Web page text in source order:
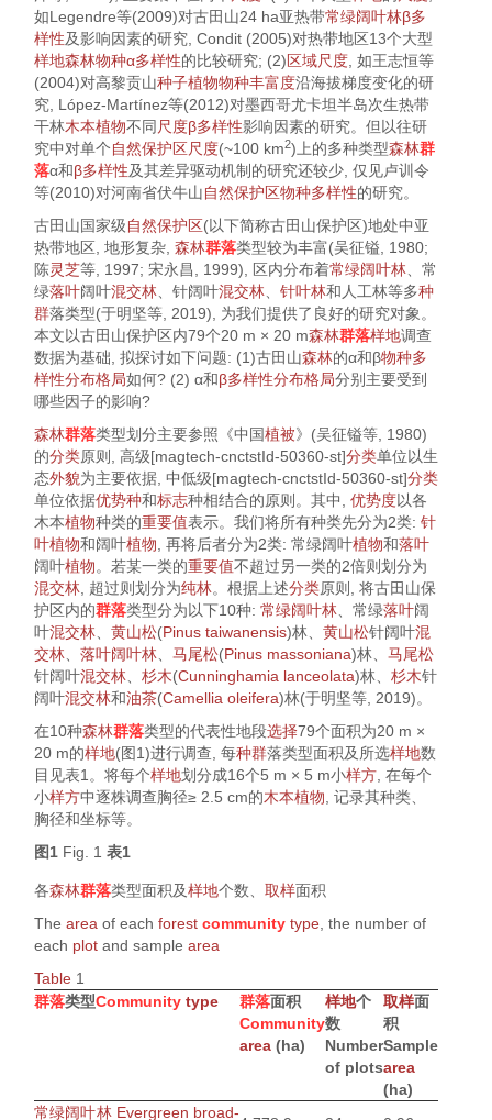
如Legendre等(2009)对古田山24 ha亚热带常绿阔叶林β多
样性及影响因素的研究, Condit (2005)对热带地区13个大型
样地森林物种α多样性的比较研究; (2)区域尺度 , 如王志恒等
(2004)对高黎贡山种子植物物种丰富度沿海拔梯度变化的研
究, López-Martínez等(2012)对墨西哥尤卡坦半岛次生热带
干林木本植物不同 尺度β多样性影响因素的研究。但以往研
究中对单个自然保护区尺度(~100 km2)上的多种类型森林群
落α和β多样性及其差异驱动机制的研究还较少, 仅见卢训令
等(2010)对河南省伏牛山自然保护区物种多样性的研究。
古田山国家级自然保护区(以下简称古田山保护区)地处中亚
热带地区, 地形复杂, 森林群落类型较为丰富(吴征镒, 1980;
陈灵芝等, 1997; 宋永昌, 1999), 区内分布着常绿阔叶林 、常
绿落叶阔叶混交林 、针阔叶混交林 针叶林和人工林等多种
群落类型(于明坚等, 2019), 为我们提供了良好的研究对象。
本文以古田山保护区内79个20 m × 20 m森林群落样地调查
数据为基础, 拟探讨如下问题: (1)古田山森林的α和β物种多
样性分布格局如何? (2) α和β多样性分布格局分别主要受到
哪些因子的影响?
森林群落类型划分主要参照《中国植被》(吴征镒等, 1980)
的分类原则, 高级[magtech-cnctstId-50360-st]分类单位以生
态外貌为主要依据, 中低级[magtech-cnctstId-50360-st]分类
单位依据优势种和标志种相结合的原则。其中, 优势度以各
木本植物种类的重要值表示。我们将所有种类先分为2类: 针
叶植物和阔叶植物 , 再将后者分为2类: 常绿阔叶植物和落叶
阔叶植物。若某一类的重要值不超过另一类的2倍则划分为
混交林 , 超过则划分为纯林。根据上述分类原则, 将古田山保
护区内的群落类型分为以下10种: 常绿阔叶林 、常绿落叶阔
叶混交林 黄山松(Pinus taiwanensis)林、 黄山松针阔叶混
交林
落叶阔叶林 马尾松(Pinus massoniana)林、 马尾松
针阔叶混交林 杉木(Cunninghamia lanceolata)林、 杉木针
阔叶混交林和油茶(Camellia oleifera)林(于明坚等, 2019)。
在10种森林群落类型的代表性地段选择79个面积为20 m ×
20 m的样地(图1)进行调查, 每种群落类型面积及所选样地数
目见表1 。将每个样地划分成16个5 m × 5 m小样方 , 在每个
小样方中逐株调查胸径≥ 2.5 cm的木本植物 , 记录其种类、
胸径和坐标等。
图1 Fig. 1 表1
各森林群落类型面积及样地个数、 取样面积
The area of each forest community type , the number of
each plot and sample area
Table 1
群落类型Community type 群落面积
Community
area (ha)
样地个
数
Number
of plots
取样面
积
Sample
area
(ha)
常绿阔叶林 Evergreen broad-